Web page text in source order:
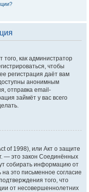
того, как администратор
чтобы
регистрация даёт вам
анонимным
отправка email-
займёт у вас всего
of 1998), или Акт о защите
— это закон Соединённых
собирать информацию от
это письменное согласие
того, что
от несовершеннолетних